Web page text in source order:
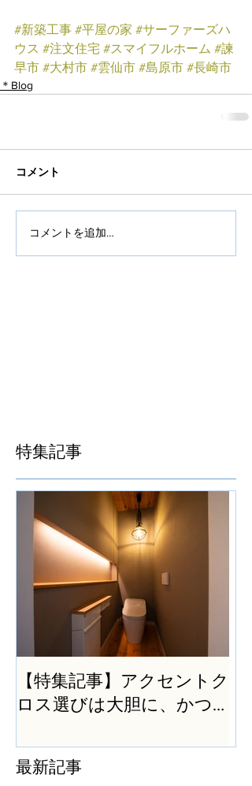
#新築工事 #平屋の家 #サーファーズハ
ウス #注文住宅 #スマイフルホーム #諫
早市 #大村市 #雲仙市 #島原市 #長崎市
＊Blog
コメント
コメントを追加…
特集記事
【特集記事】アクセントク
ロス選びは大胆に、かつ
最新記事